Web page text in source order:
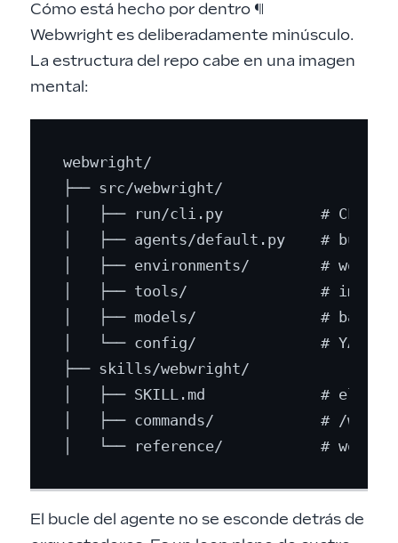
Cómo está hecho por dentro ¶
Webwright es deliberadamente minúsculo.
La estructura del repo cabe en una imagen
mental:
webwright/
├── src/webwright/
│   ├── run/cli.py           # CLI
│   ├── agents/default.py    # bucle
│   ├── environments/        #
│   ├── tools/               #
│   ├── models/              #
│   └── config/              # YAMLs
├── skills/webwright/
│   ├── SKILL.md             # el
│   ├── commands/            # /
El bucle del agente no se esconde detrás de